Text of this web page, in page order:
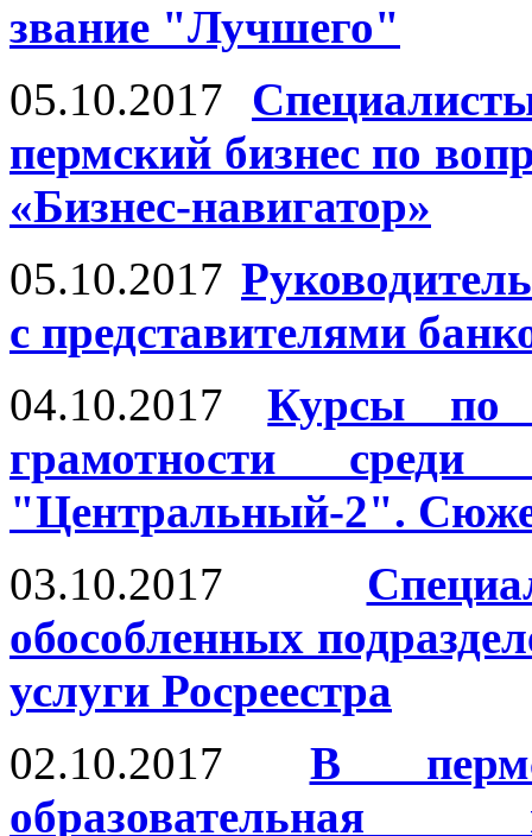
звание "Лучшего"
05.10.2017
пермский бизнес по
«Бизнес-навигатор»
05.10.2017
с представителями
04.10.2017
Курсы по
грамотности
"Центральный-2".
03.10.2017
обособленных
услуги Росреестра
02.10.2017
В